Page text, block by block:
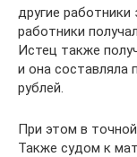
другие
работники
Истец также
и она составляла
рублей.
При этом в
Также судом к